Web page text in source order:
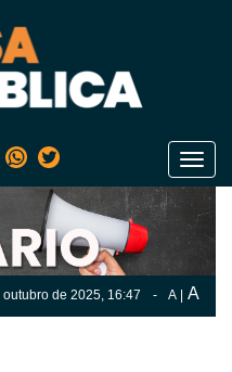
outubro de 2025, 16:47 - A A